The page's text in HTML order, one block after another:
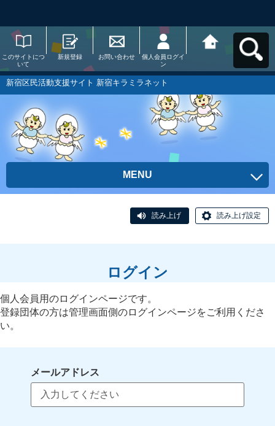
このサイトにつ
いて
新規登録 お問い合わせ
個人会員ログイ
ン
ラミラネットへ
新宿区民活動支援サイト 新宿キラミラネット
MENU
読み上げ 読み上げ設定
ログイン
個人会員用のログインページです。
登録団体の方は管理画面側のログインページをご利用くださ
い。
メールアドレス